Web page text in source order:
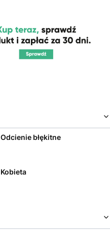
Odcienie błękitne
Kobieta